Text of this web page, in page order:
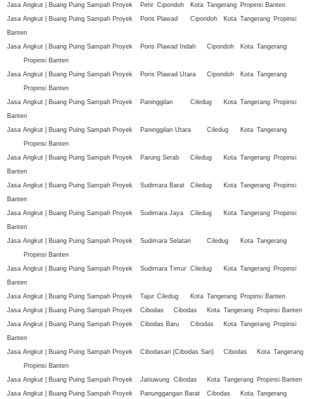
Jasa Angkut | Buang Puing Sampah Proyek
Petir Cipondoh Kota Tangerang Propinsi Banten
Jasa Angkut | Buang Puing Sampah Proyek
Poris Plawad Cipondoh Kota Tangerang Propinsi
Banten
Jasa Angkut | Buang Puing Sampah Proyek
Poris Plawad Indah Cipondoh Kota Tangerang
Propinsi Banten
Jasa Angkut | Buang Puing Sampah Proyek
Poris Plawad Utara Cipondoh Kota Tangerang
Propinsi Banten
Jasa Angkut | Buang Puing Sampah Proyek
Paninggilan Ciledug Kota Tangerang Propinsi
Banten
Jasa Angkut | Buang Puing Sampah Proyek
Paninggilan Utara Ciledug Kota Tangerang
Propinsi Banten
Jasa Angkut | Buang Puing Sampah Proyek
Parung Serab Ciledug Kota Tangerang Propinsi
Banten
Jasa Angkut | Buang Puing Sampah Proyek
Sudimara Barat Ciledug Kota Tangerang Propinsi
Banten
Jasa Angkut | Buang Puing Sampah Proyek
Sudimara Jaya Ciledug Kota Tangerang Propinsi
Banten
Jasa Angkut | Buang Puing Sampah Proyek
Sudimara Selatan Ciledug Kota Tangerang
Propinsi Banten
Jasa Angkut | Buang Puing Sampah Proyek
Sudimara Timur Ciledug Kota Tangerang Propinsi
Banten
Jasa Angkut | Buang Puing Sampah Proyek
Tajur Ciledug Kota Tangerang Propinsi Banten
Jasa Angkut | Buang Puing Sampah Proyek
Cibodas Cibodas Kota Tangerang Propinsi Banten
Jasa Angkut | Buang Puing Sampah Proyek
Cibodas Baru Cibodas Kota Tangerang Propinsi
Banten
Jasa Angkut | Buang Puing Sampah Proyek
Cibodasari (Cibodas Sari) Cibodas Kota Tangerang
Propinsi Banten
Jasa Angkut | Buang Puing Sampah Proyek
Jatiuwung Cibodas Kota Tangerang Propinsi Banten
Jasa Angkut | Buang Puing Sampah Proyek
Panunggangan Barat Cibodas Kota Tangerang